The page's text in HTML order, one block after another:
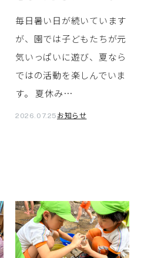
毎日暑い日が続いています
が、園では子どもたちが元
気いっぱいに遊び、夏なら
ではの活動を楽しんでいま
す。 夏休み…
2026.07.25 お知らせ